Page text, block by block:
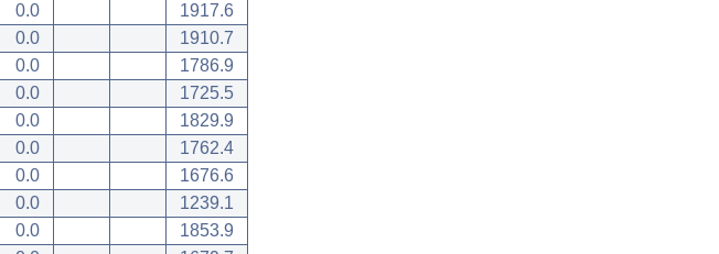
0.0
1917.6
0.0
1910.7
0.0
1786.9
0.0
1725.5
0.0
1829.9
0.0
1762.4
0.0
1676.6
0.0
1239.1
0.0
1853.9